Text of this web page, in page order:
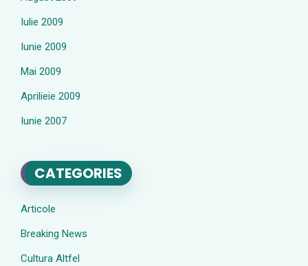
Iulie 2009
Iunie 2009
Mai 2009
Aprilieie 2009
Iunie 2007
CATEGORIES
Articole
Breaking News
Cultura Altfel